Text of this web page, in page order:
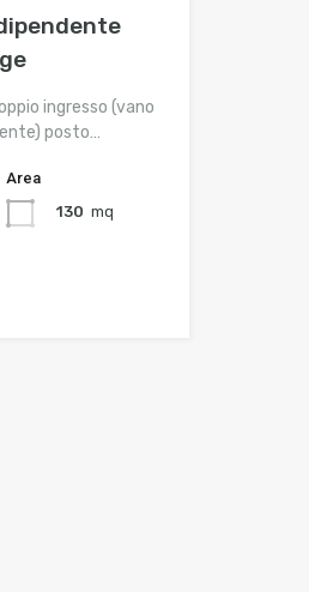
ingresso (vano
posto…
Area
130 mq